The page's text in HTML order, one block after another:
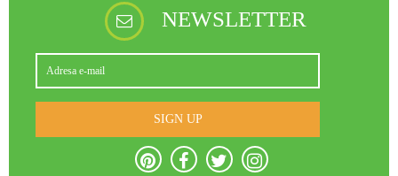
NEWSLETTER
SIGN UP